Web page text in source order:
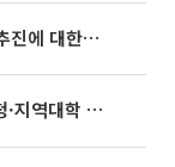
[특징주] 美 중국산 광트랜시버 규제 추진에 대한광통신 등 광통신株 강세
입시 연계 '착수'